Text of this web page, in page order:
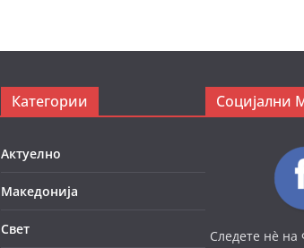
Категории
Актуелно
Македонија
Свет
Социјални
Следете нè на